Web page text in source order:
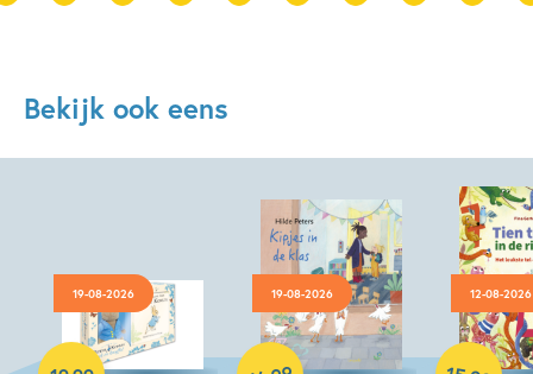
Bekijk ook eens
19-08-2026
Hardcover
19-08-2026
Hardcover
12-08-2026
Hardcover